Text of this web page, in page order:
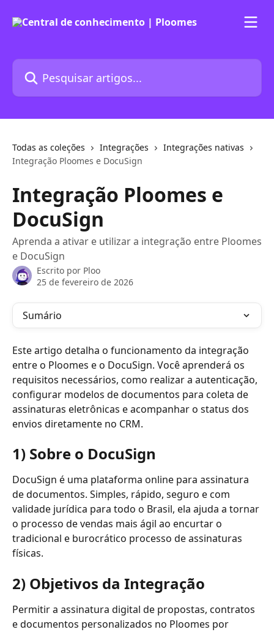
Pesquisar artigos...
Todas as coleções Integrações
Integrações nativas
Integração Ploomes e DocuSign
Integração Ploomes e
DocuSign
Aprenda a ativar e utilizar a integração entre Ploomes
e DocuSign
Escrito por Ploo
25 de fevereiro de 2026
Sumário
Este artigo detalha o funcionamento da integração
entre o Ploomes e o DocuSign. Você aprenderá os
requisitos necessários, como realizar a autenticação,
configurar modelos de documentos para coleta de
assinaturas eletrônicas e acompanhar o status dos
envios diretamente no CRM.
1) Sobre o DocuSign
DocuSign é uma plataforma online para assinatura
de documentos. Simples, rápido, seguro e com
validade jurídica para todo o Brasil, ela ajuda a tornar
o processo de vendas mais ágil ao encurtar o
tradicional e burocrático processo de assinaturas
físicas.
2) Objetivos da Integração
Permitir a assinatura digital de propostas, contratos
e documentos personalizados no Ploomes por